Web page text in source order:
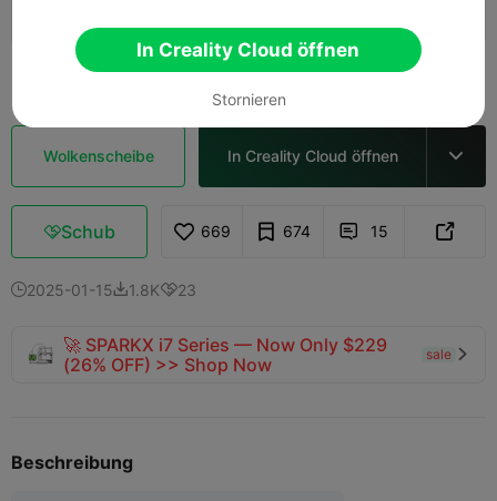
Mehr sehen
Wolkenscheibe In Creality Cloud öffnen 
Schub 669 674  15 
2025-01-151.8K23
🚀 SPARKX i7 Series — Now Only $229
(26% OFF) >> Shop Now
sale 
Beschreibung
In Creality Cloud öffnen
Stornieren